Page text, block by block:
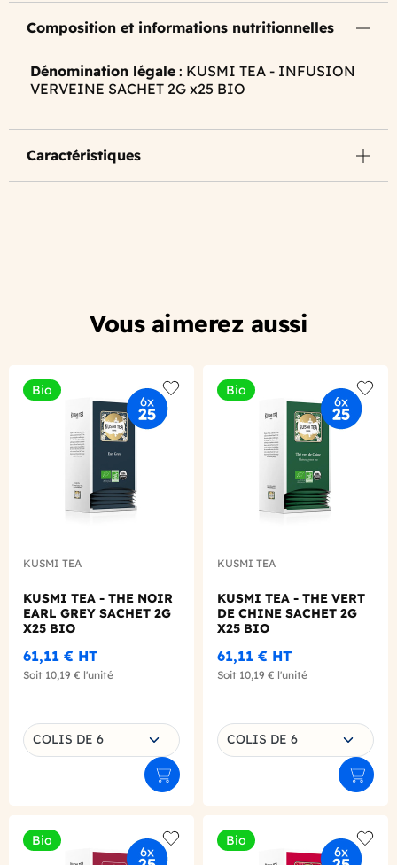
Composition et informations nutritionnelles
Dénomination légale : KUSMI TEA - INFUSION
VERVEINE SACHET 2G x25 BIO
Caractéristiques
Vous aimerez aussi
Bio
Add to wishlist
KUSMI TEA
KUSMI TEA - THE NOIR
EARL GREY SACHET 2G
X25 BIO
61,11 € HT
Soit 10,19 € l'unité
Choisissez une déclinaison
COLIS DE 6
Ajouter au panier
Bio
Add
KUSMI TEA
KUSMI TEA - THE VERT
DE CHINE SACHET 2G
X25 BIO
61,11 € HT
Soit 10,19 € l'unité
Choisissez une déclinaison
COLIS DE 6
Bio
Add to wishlist
Bio
Add